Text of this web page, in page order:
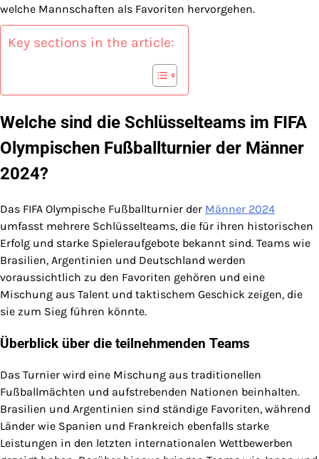
welche Mannschaften als Favoriten hervorgehen.
Key sections in the article:
Welche sind die Schlüsselteams im FIFA
Olympischen Fußballturnier der Männer
2024?
Das FIFA Olympische Fußballturnier der Männer 2024
umfasst mehrere Schlüsselteams, die für ihren historischen
Erfolg und starke Spieleraufgebote bekannt sind. Teams wie
Brasilien, Argentinien und Deutschland werden
voraussichtlich zu den Favoriten gehören und eine
Mischung aus Talent und taktischem Geschick zeigen, die
sie zum Sieg führen könnte.
Überblick über die teilnehmenden Teams
Das Turnier wird eine Mischung aus traditionellen
Fußballmächten und aufstrebenden Nationen beinhalten.
Brasilien und Argentinien sind ständige Favoriten, während
Länder wie Spanien und Frankreich ebenfalls starke
Leistungen in den letzten internationalen Wettbewerben